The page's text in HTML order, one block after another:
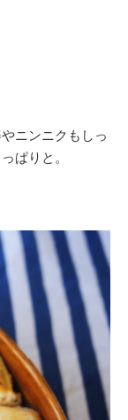
ニンニクもしっ
ぱりと。